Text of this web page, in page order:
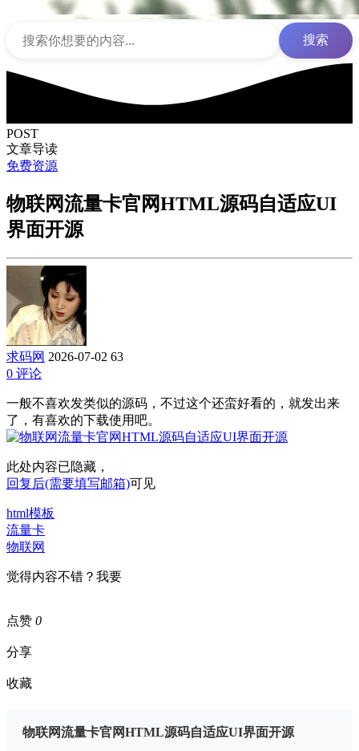
搜索
POST
文章导读
免费资源
物联网流量卡官网HTML源码自适应UI
界面开源
求码网 2026-07-02 63
0 评论
一般不喜欢发类似的源码，不过这个还蛮好看的，就发出来
了，有喜欢的下载使用吧。
此处内容已隐藏，
回复后(需要填写邮箱)可见
html模板
流量卡
物联网
觉得内容不错？我要
点赞 0
分享
收藏
物联网流量卡官网HTML源码自适应UI界面开源